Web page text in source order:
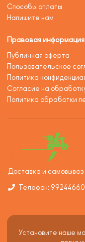
Способы оплаты
Напишите нам
Правовая информация
Публичная оферта
Пользовательское
Политика
Согласие на
Политика обработки
Доставка и
Телефон:
Установите наше